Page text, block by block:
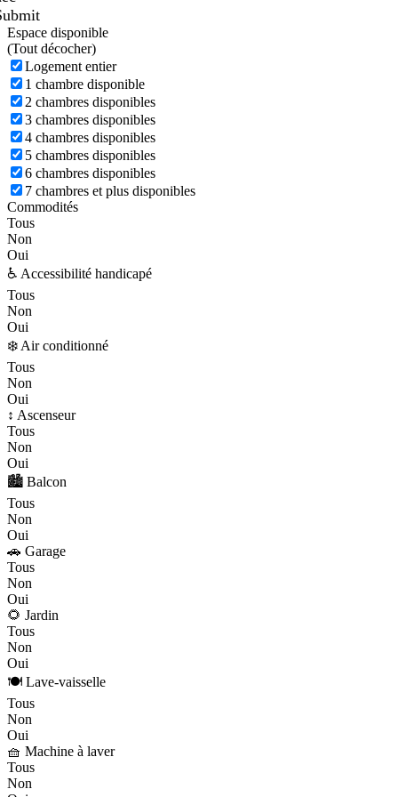
Espace disponible
(Tout décocher)
Logement entier
1 chambre disponible
2 chambres disponibles
3 chambres disponibles
4 chambres disponibles
5 chambres disponibles
6 chambres disponibles
7 chambres et plus disponibles
Commodités
Tous
Non
Oui
♿ Accessibilité handicapé
Tous
Non
Oui
❄️ Air conditionné
Tous
Non
Oui
↕️ Ascenseur
Tous
Non
Oui
🏙️ Balcon
Tous
Non
Oui
🚗 Garage
Tous
Non
Oui
🌻 Jardin
Tous
Non
Oui
🍽️ Lave-vaisselle
Tous
Non
Oui
🧺 Machine à laver
Tous
Non